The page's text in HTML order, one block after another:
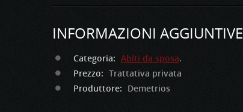
INFORMAZIONI AGGIUNTIVE
Categoria: Abiti da sposa.
Prezzo: Trattativa privata
Produttore: Demetrios